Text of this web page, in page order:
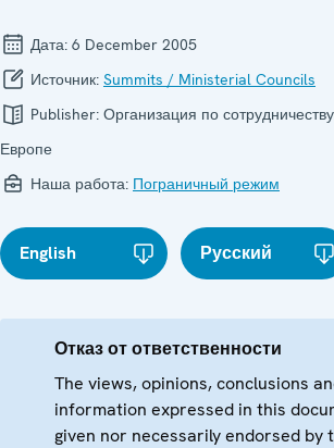
Дата: 6 December 2005
Источник: Summits / Ministerial Councils
Publisher: Организация по
Европе
Наша работа: Пограничный режим
English Русский
Отказ от ответственности
The views, opinions, conclusions
information expressed in this
given nor necessarily endorsed by